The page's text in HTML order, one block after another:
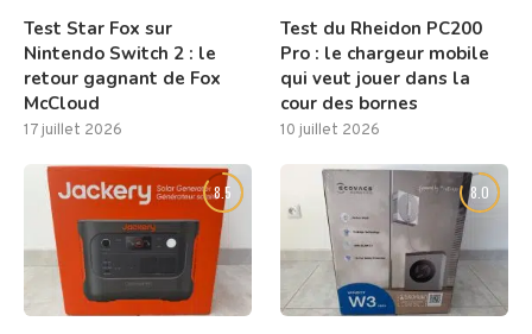
Test Star Fox sur
Nintendo Switch 2 : le
retour gagnant de Fox
McCloud
17 juillet 2026
Test du Rheidon PC200
Pro : le chargeur mobile
qui veut jouer dans la
cour des bornes
10 juillet 2026
8.5 8.0